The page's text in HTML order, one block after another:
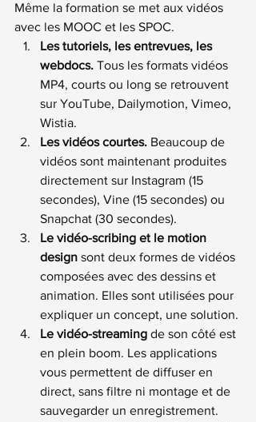
Même la formation se met aux vidéos
avec les MOOC et les SPOC.
Les tutoriels, les entrevues, les
webdocs. Tous les formats vidéos
MP4, courts ou long se retrouvent
sur YouTube, Dailymotion, Vimeo,
Wistia.
Les vidéos courtes. Beaucoup de
vidéos sont maintenant produites
directement sur Instagram (15
secondes), Vine (15 secondes) ou
Snapchat (30 secondes).
Le vidéo-scribing et le motion
design sont deux formes de vidéos
composées avec des dessins et
animation. Elles sont utilisées pour
expliquer un concept, une solution.
Le vidéo-streaming de son côté est
en plein boom. Les applications
vous permettent de diffuser en
direct, sans filtre ni montage et de
sauvegarder un enregistrement.